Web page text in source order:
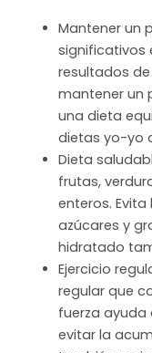
Mantener un
significativos
resultados
mantener un
una dieta
dietas yo-yo
Dieta
frutas,
enteros.
azúcares y
hidratado
Ejercicio
regular que
fuerza ayuda
evitar la